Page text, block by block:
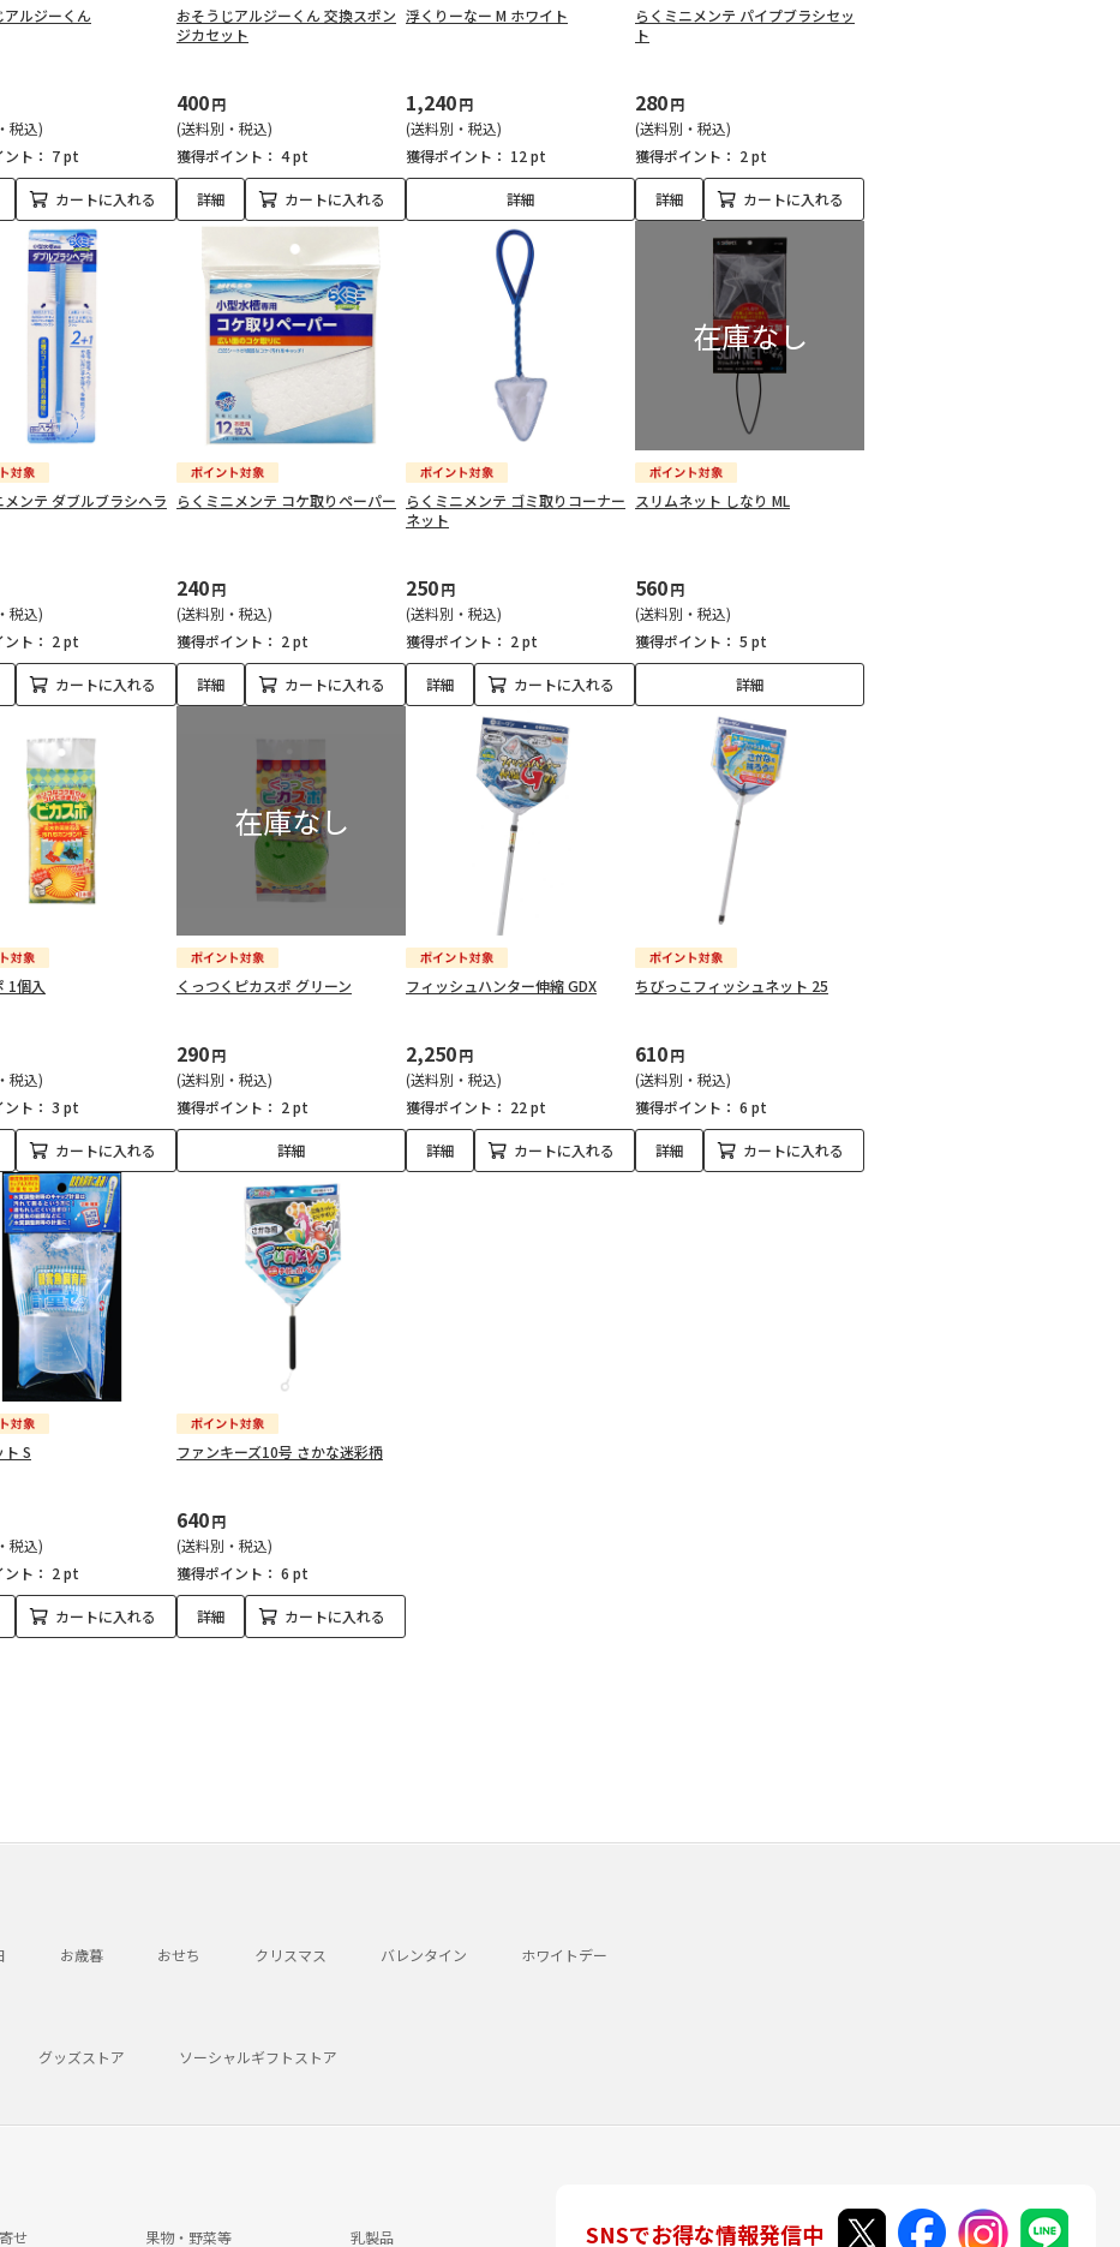
アルジーくん
税込)
ト： 7 pt
カートに入れる
おそうじアルジーくん 交換スポン
ジカセット
400円
(送料別・税込)
獲得ポイント： 4 pt
詳細 カートに入れる
浮くりーなー M ホワイト
1,240円
(送料別・税込)
獲得ポイント： 12 pt
詳細
らくミニメンテ パイプブラシセッ
ト
280円
(送料別・税込)
獲得ポイント： 2 pt
詳細 カートに入れる
メンテ ダブルブラシヘラ
税込)
ト： 2 pt
カートに入れる
らくミニメンテ コケ取りペーパー
240円
(送料別・税込)
獲得ポイント： 2 pt
詳細 カートに入れる
らくミニメンテ ゴミ取りコーナー
ネット
250円
(送料別・税込)
獲得ポイント： 2 pt
詳細 カートに入れる
スリムネット しなり ML
560円
(送料別・税込)
獲得ポイント： 5 pt
詳細
1個入
税込)
ト： 3 pt
カートに入れる
くっつくピカスポ グリーン
290円
(送料別・税込)
獲得ポイント： 2 pt
詳細
フィッシュハンター伸縮 GDX
2,250円
(送料別・税込)
獲得ポイント： 22 pt
詳細 カートに入れる
ちびっこフィッシュネット 25
610円
(送料別・税込)
獲得ポイント： 6 pt
詳細 カートに入れる
S
税込)
ト： 2 pt
カートに入れる
ファンキーズ10号 さかな迷彩柄
640円
(送料別・税込)
獲得ポイント： 6 pt
詳細 カートに入れる
お歳暮 おせち クリスマス バレンタイン ホワイトデー
グッズストア ソーシャルギフトストア
せ 果物・野菜等 乳製品 SNSでお得な情報発信中